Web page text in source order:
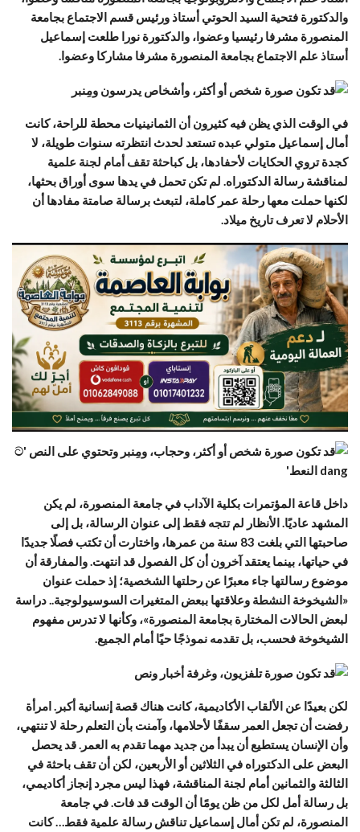
والدكتورة فتحية السيد الحوتي أستاذ ورئيس قسم الاجتماع بجامعة
المنصورة مشرفا رئيسيا وعضوا، والدكتورة نورا طلعت إسماعيل
أستاذ علم الاجتماع بجامعة المنصورة مشرفا مشاركا وعضوا.
في الوقت الذي يظن فيه كثيرون أن الثمانينيات محطة للراحة، كانت
أمال إسماعيل متولي عبده تستعد لحدث انتظرته سنوات طويلة، لا
كجدة تروي الحكايات لأحفادها، بل كباحثة تقف أمام لجنة علمية
لمناقشة رسالة الدكتوراه. لم تكن تحمل في يدها سوى أوراق بحثها،
لكنها حملت معها رحلة عمر كاملة، لتبعث برسالة صامتة مفادها أن
الأحلام لا تعرف تاريخ ميلاد.
داخل قاعة المؤتمرات بكلية الآداب في جامعة المنصورة، لم يكن
المشهد عاديًا. الأنظار لم تتجه فقط إلى عنوان الرسالة، بل إلى
صاحبتها التي بلغت 83 سنة من عمرها، واختارت أن تكتب فصلًا جديدًا
في حياتها، بينما يعتقد آخرون أن كل الفصول قد انتهت. والمفارقة أن
موضوع رسالتها جاء معبرًا عن رحلتها الشخصية؛ إذ حملت عنوان
«الشيخوخة النشطة وعلاقتها ببعض المتغيرات السوسيولوجية.. دراسة
لبعض الحالات المختارة بجامعة المنصورة»، وكأنها لا تدرس مفهوم
الشيخوخة فحسب، بل تقدمه نموذجًا حيًا أمام الجميع.
لكن بعيدًا عن الألقاب الأكاديمية، كانت هناك قصة إنسانية أكبر. امرأة
رفضت أن تجعل العمر سقفًا لأحلامها، وآمنت بأن التعلم رحلة لا تنتهي،
وأن الإنسان يستطيع أن يبدأ من جديد مهما تقدم به العمر. قد يحصل
البعض على الدكتوراه في الثلاثين أو الأربعين، لكن أن تقف باحثة في
الثالثة والثمانين أمام لجنة المناقشة، فهذا ليس مجرد إنجاز أكاديمي،
بل رسالة أمل لكل من ظن يومًا أن الوقت قد فات. في جامعة
المنصورة، لم تكن أمال إسماعيل تناقش رسالة علمية فقط… كانت